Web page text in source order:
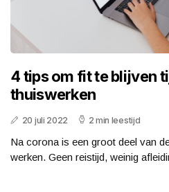
4 tips om fit te blijven
thuiswerken
20 juli 2022 2 min leestijd
Na corona is een groot deel van
werken. Geen reistijd, weinig